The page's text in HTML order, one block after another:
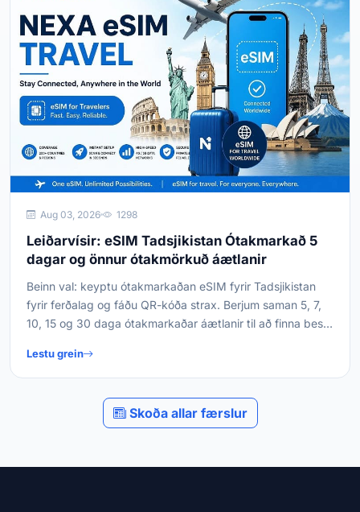
Aug 03, 2026 1298
Leiðarvísir: eSIM Tadsjikistan Ótakmarkað 5
dagar og önnur ótakmörkuð áætlanir
Beinn val: keyptu ótakmarkaðan eSIM fyrir Tadsjikistan
fyrir ferðalag og fáðu QR-kóða strax. Berjum saman 5, 7,
10, 15 og 30 daga ótakmarkaðar áætlanir til að finna bestu
Lestu grein
Skoða allar færslur